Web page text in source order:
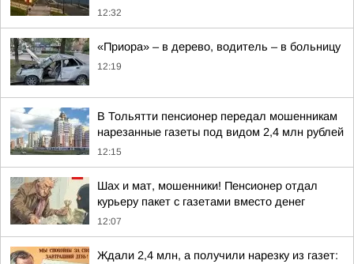
12:32
«Приора» – в дерево, водитель – в больницу
12:19
В Тольятти пенсионер передал мошенникам
нарезанные газеты под видом 2,4 млн рублей
12:15
Шах и мат, мошенники! Пенсионер отдал
курьеру пакет с газетами вместо денег
12:07
Ждали 2,4 млн, а получили нарезку из газет: